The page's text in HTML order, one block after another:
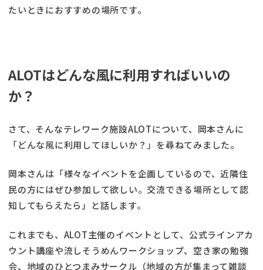
たいときにおすすめの場所です。
ALOTはどんな風に利用すればいいの
か？
さて、そんなテレワーク施設ALOTについて、岡本さんに
「どんな風に利用してほしいか？」を尋ねてみました。
岡本さんは「様々なイベントを企画しているので、近隣住
民の方にはぜひ参加して欲しい。交流できる場所として認
知してもらえたら」と話します。
これまでも、ALOT主催のイベントとして、公式ラインアカ
ウント講座や流しそうめんワークショップ、空き家の勉強
会、地域のひとつまみサークル（地域の方が集まって雑談